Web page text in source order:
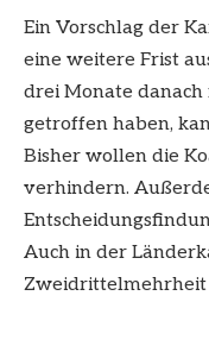
Ein Vorschlag der
eine weitere Frist
drei Monate danach
getroffen haben,
Bisher wollen die
verhindern.
Auch in der
Zweidrittelmehrheit